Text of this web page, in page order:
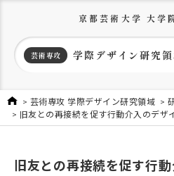
京都芸術大学 大学
芸術専攻 学際デザイン研究
芸術専攻 学際デザイン研究領域
旧友との再接続を促す行動介入のデザ
旧友との再接続を促す行